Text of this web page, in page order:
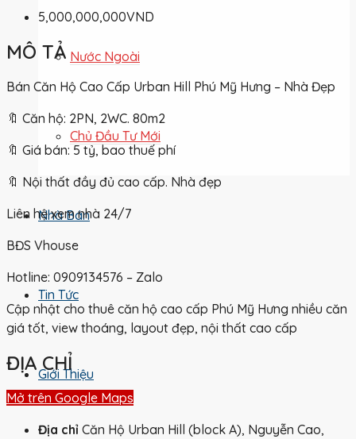
Nước Ngoài
Chủ Đầu Tư Mới
Nhà Bán
Tin Tức
Giới Thiệu
5,000,000,000VND
MÔ TẢ
Bán Căn Hộ Cao Cấp Urban Hill Phú Mỹ Hưng – Nhà Đẹp
🔖 Căn hộ: 2PN, 2WC. 80m2
🔖 Giá bán: 5 tỷ, bao thuế phí
🔖 Nội thất đầy đủ cao cấp. Nhà đẹp
Liên hệ xem nhà 24/7
BĐS Vhouse
Hotline: 0909134576 – Zalo
Cập nhật cho thuê căn hộ cao cấp Phú Mỹ Hưng nhiều căn
giá tốt, view thoáng, layout đẹp, nội thất cao cấp
ĐỊA CHỈ
Mở trên Google Maps
Địa chỉ Căn Hộ Urban Hill (block A), Nguyễn Cao,